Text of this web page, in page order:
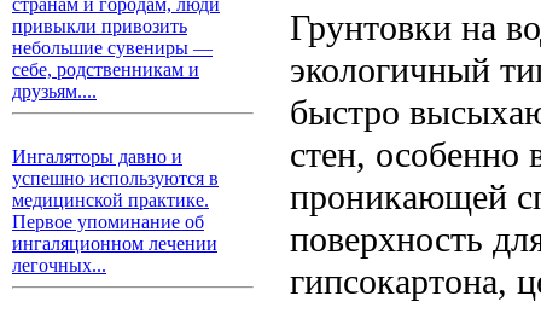
странам и городам, люди
привыкли привозить
небольшие сувениры —
себе, родственникам и
друзьям....
Ингаляторы давно и
успешно используются в
медицинской практике.
Первое упоминание об
ингаляционном лечении
легочных...
Грунтовки на
экологичный
быстро
стен,
проникающей
поверхность
гипсокартона,